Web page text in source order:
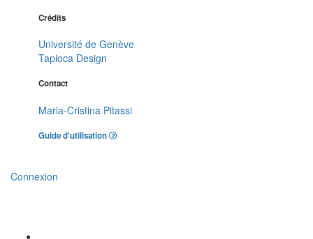
Crédits
Université de Genève
Tapioca Design
Contact
Maria-Cristina Pitassi
Guide d'utilisation
Connexion